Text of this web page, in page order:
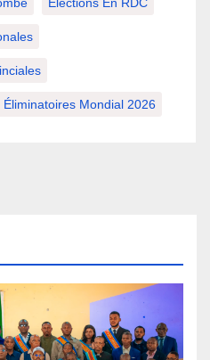
Éliminatoires Mondial 2026